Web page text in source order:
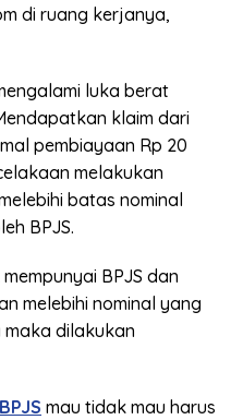
di ruang kerjanya,
luka berat
klaim dari
pembiayaan Rp 20
melakukan
batas nominal
BPJS.
BPJS dan
melebihi nominal yang
dilakukan
BPJS mau tidak mau harus